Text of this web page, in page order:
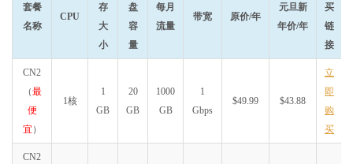
套餐
名称
CPU
存
大
小
盘
容
量
每月
流量
带宽 原价/年
元旦新
年价/年
买
链
接
CN2
（最
便
宜 ）
1核
1
GB
20
GB
1000
GB
1
Gbps
$49.99 $43.88
立
即
购
买
CN2